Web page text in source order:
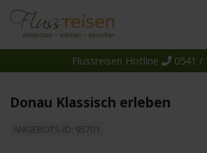
Flussreisen Hotline 0541 /
Donau Klassisch erleben
ANGEBOTS-ID: 95701